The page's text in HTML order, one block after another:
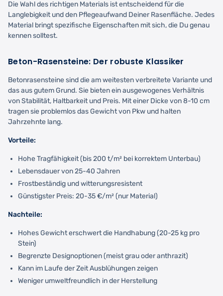
Die Wahl des richtigen Materials ist entscheidend für die
Langlebigkeit und den Pflegeaufwand Deiner Rasenfläche. Jedes
Material bringt spezifische Eigenschaften mit sich, die Du genau
kennen solltest.
Beton-Rasensteine: Der robuste Klassiker
Betonrasensteine sind die am weitesten verbreitete Variante und
das aus gutem Grund. Sie bieten ein ausgewogenes Verhältnis
von Stabilität, Haltbarkeit und Preis. Mit einer Dicke von 8-10 cm
tragen sie problemlos das Gewicht von Pkw und halten
Jahrzehnte lang.
Vorteile:
Hohe Tragfähigkeit (bis 200 t/m² bei korrektem Unterbau)
Lebensdauer von 25-40 Jahren
Frostbeständig und witterungsresistent
Günstigster Preis: 20-35 €/m² (nur Material)
Nachteile:
Hohes Gewicht erschwert die Handhabung (20-25 kg pro
Stein)
Begrenzte Designoptionen (meist grau oder anthrazit)
Kann im Laufe der Zeit Ausblühungen zeigen
Weniger umweltfreundlich in der Herstellung